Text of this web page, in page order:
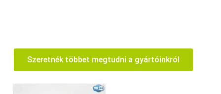
Szeretnék többet megtudni a gyártóinkról